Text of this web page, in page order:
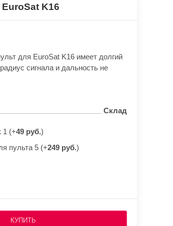
K16
для EuroSat K16 имеет долгий
сигнала и дальность не
Склад
1 (+49 руб.)
пульта 5 (+249 руб.)
КУПИТЬ